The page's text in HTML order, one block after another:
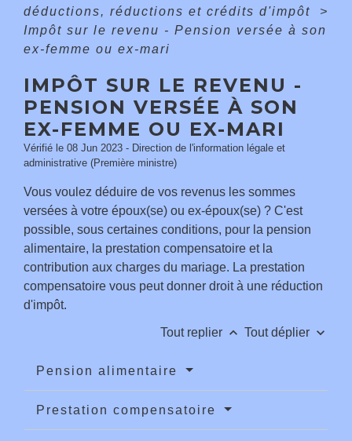
déductions, réductions et crédits d'impôt
>
Impôt sur le revenu - Pension versée à son
ex-femme ou ex-mari
IMPÔT SUR LE REVENU -
PENSION VERSÉE À SON
EX-FEMME OU EX-MARI
Vérifié le 08 Jun 2023 - Direction de l'information légale et
administrative (Première ministre)
Vous voulez déduire de vos revenus les sommes
versées à votre époux(se) ou ex-époux(se) ? C'est
possible, sous certaines conditions, pour la pension
alimentaire, la prestation compensatoire et la
contribution aux charges du mariage. La prestation
compensatoire vous peut donner droit à une réduction
d'impôt.
Tout replier keyboard_arrow_up Tout déplier keyboard_arrow_down
Pension alimentaire
Prestation compensatoire